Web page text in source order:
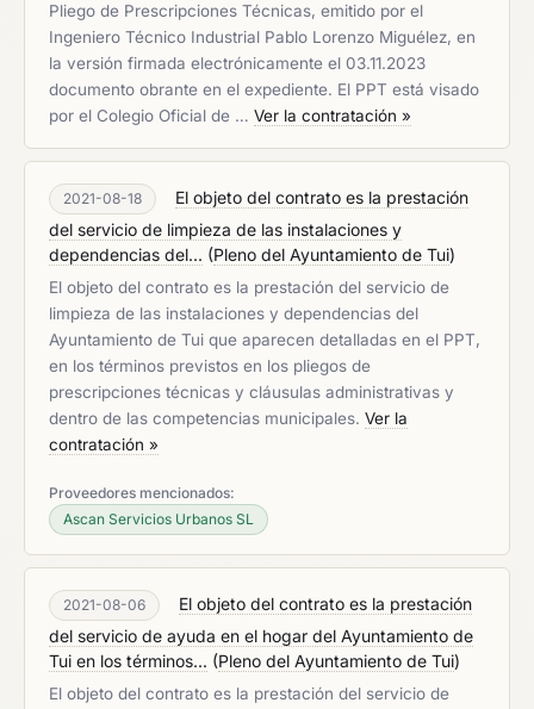
Pliego de Prescripciones Técnicas, emitido por el
Ingeniero Técnico Industrial Pablo Lorenzo Miguélez, en
la versión firmada electrónicamente el 03.11.2023
documento obrante en el expediente. El PPT está visado
por el Colegio Oficial de … Ver la contratación »
2021-08-18
El objeto del contrato es la prestación
del servicio de limpieza de las instalaciones y
dependencias del... (Pleno del Ayuntamiento de Tui)
El objeto del contrato es la prestación del servicio de
limpieza de las instalaciones y dependencias del
Ayuntamiento de Tui que aparecen detalladas en el PPT,
en los términos previstos en los pliegos de
prescripciones técnicas y cláusulas administrativas y
dentro de las competencias municipales. Ver la
contratación »
Proveedores mencionados:
Ascan Servicios Urbanos SL
2021-08-06
El objeto del contrato es la prestación
del servicio de ayuda en el hogar del Ayuntamiento de
Tui en los términos... (Pleno del Ayuntamiento de Tui)
El objeto del contrato es la prestación del servicio de